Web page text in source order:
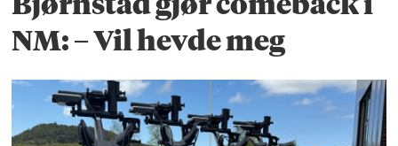
NM: – Vil hevde meg